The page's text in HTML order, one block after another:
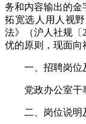
务和内容输出的金
拓宽选人用人视
法》（沪人社规〔
优的原则，现面向
一、招聘岗位
党政办公室干事
二、岗位说明